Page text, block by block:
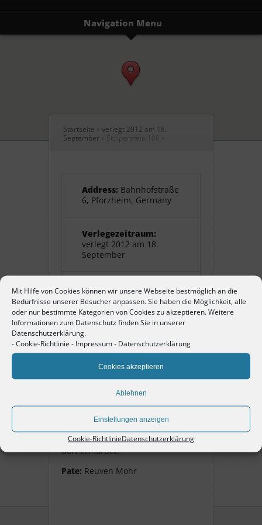
Mit Hilfe von Cookies können wir unsere Webseite bestmöglich an die
Bedürfnisse unserer Besucher anpassen. Sie haben die Möglichkeit, alle
oder nur bestimmte Kategorien von Cookies zu akzeptieren. Weitere
Informationen zum Datenschutz finden Sie in unserer
Datenschutzerklärung.
-Cookie-Richtlinie - Impressum- Datenschutzerklärung
Cookies akzeptieren
Ablehnen
Einstellungen anzeigen
Cookie-RichtlinieDatenschutzerklärung
Navigation Menu
Startseite » verlegt 2012 am 18.
September » Stolperstein 108 »
Address: Bahnhofstraße
6, Pforzheim, Germany
Verlegezeitraum:
verlegt 2012 am 18.
September
Name:Edwin Weil
Pate:Reuven Mohr
Edwin Weil
geb. 18. April 1881, Jude,
Kunsthändler, am 22. Oktober
1940 nach Gurs, am 12. August
1942 nach Auschwitz deportiert,
dort ermordet.
Pate: Reuven Mohr